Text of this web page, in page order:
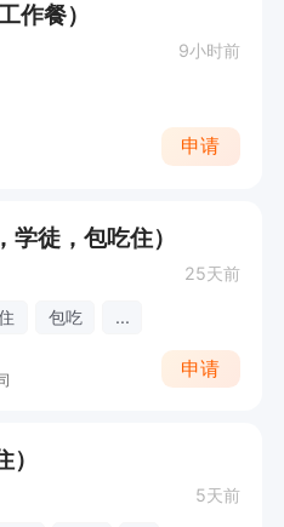
作餐）
9小时前
申请
徒，包吃住）
25天前
包吃 ...
申请
5天前